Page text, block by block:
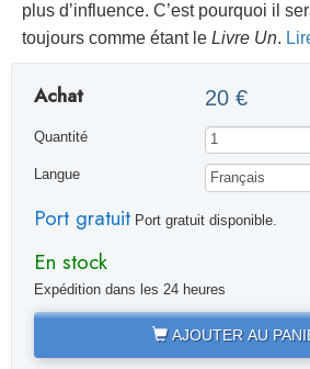
plus d’influence. C’est pourquoi il
toujours comme étant le Livre Un.
Achat 20 €
Quantité
Langue
Port gratuitPort gratuit disponible.
En stock
Expédition dans les 24 heures
AJOUTER AU